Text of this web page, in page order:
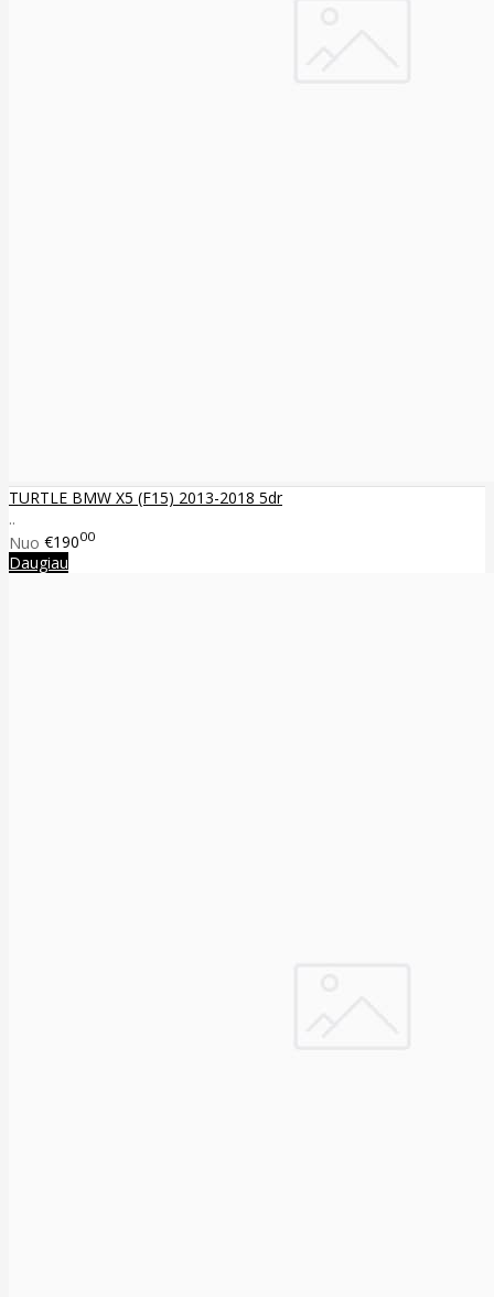
TURTLE BMW X5 (F15) 2013-2018 5dr
..
Nuo €19000
Daugiau